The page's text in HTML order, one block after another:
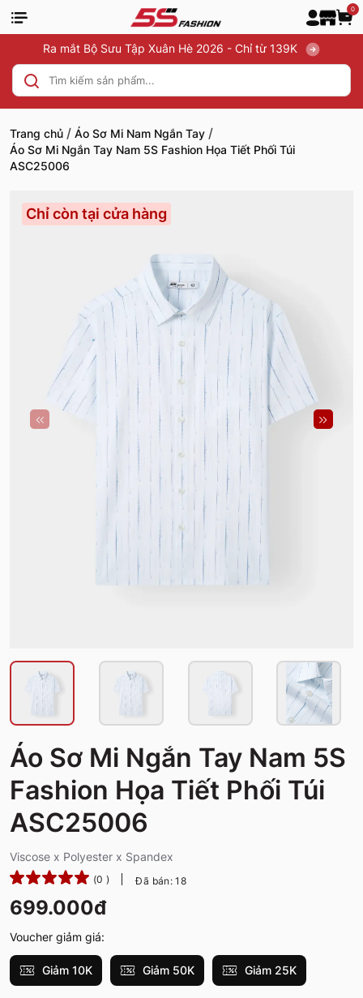
0
Ra mắt Bộ Sưu Tập Xuân Hè 2026 - Chỉ từ 139K
Trang chủ / Áo Sơ Mi Nam Ngắn Tay /
Áo Sơ Mi Ngắn Tay Nam 5S Fashion Họa Tiết Phối Túi
ASC25006
Chỉ còn tại cửa hàng
Áo Sơ Mi Ngắn Tay Nam 5S
Fashion Họa Tiết Phối Túi
ASC25006
Viscose x Polyester x Spandex
(0 ) Đã bán: 18
699.000đ
Voucher giảm giá:
Giảm 10K Giảm 50K Giảm 25K